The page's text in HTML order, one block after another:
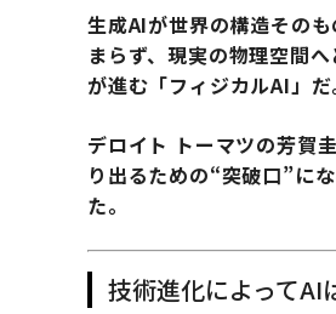
生成AIが世界の構造その
まらず、現実の物理空間
が進む「フィジカルAI」だ
デロイト トーマツの芳賀
り出るための“突破口”に
た。
技術進化によってAI